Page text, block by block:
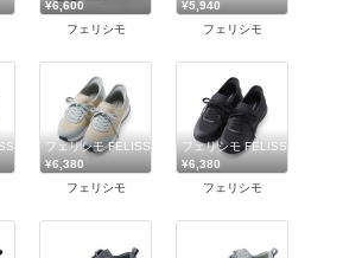
¥6,600
フェリシモ
¥5,940
フェリシモ
フェリシモ FELISSIMO
¥6,380
フェリシモ
フェリシモ FELISSIMO
¥6,380
フェリシモ